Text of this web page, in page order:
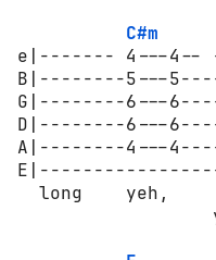
C#m
e|------- 4---
B|--------5---
G|--------6---
D|--------6---
A|--------4---
long    yeh,